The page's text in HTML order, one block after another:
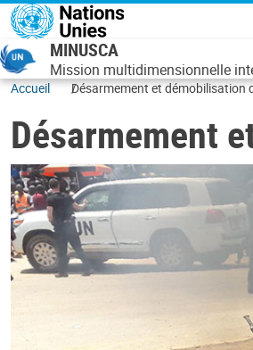
Aller au contenu principal
MINUSCA
Mission multidimensionnelle
Accueil Désarmement et démobilisation
Désarmement